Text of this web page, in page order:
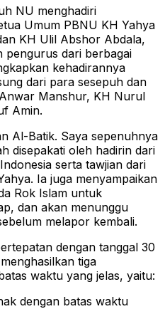
NU menghadiri
Umum PBNU KH Yahya
KH Ulil Abshor Abdala,
pengurus dari berbagai
kehadirannya
dari para sesepuh dan
Manshur, KH Nurul
Amin.
Al-Batik. Saya sepenuhnya
disepakati oleh hadirin dari
serta tawjian dari
Ia juga menyampaikan
Rok Islam untuk
dan akan menunggu
melapor kembali.
dengan tanggal 30
tiga
waktu yang jelas, yaitu:
dengan batas waktu